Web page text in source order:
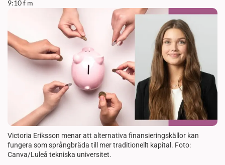
9:10 f m
Victoria Eriksson menar att alternativa finansieringskällor kan
fungera som språngbräda till mer traditionellt kapital. Foto:
Canva/Luleå tekniska universitet.